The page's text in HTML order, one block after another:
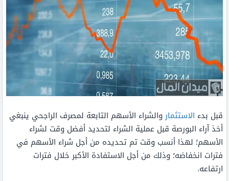
قبل بدء الاستثماروالشراء الأسهم التابعة لمصرف الراجحي ينبغي
أخذ آراء البورصة قبل عملية الشراء لتحديد أفضل وقت لشراء
الأسهم؛ لهذا أنسب وقت تم تحديده من أجل شراء الأسهم في
فترات انخفاضه؛ وذلك من أجل الاستفادة الأكبر خلال فترات
ارتفاعه.